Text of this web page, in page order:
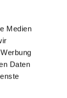
Medien
Daten
der